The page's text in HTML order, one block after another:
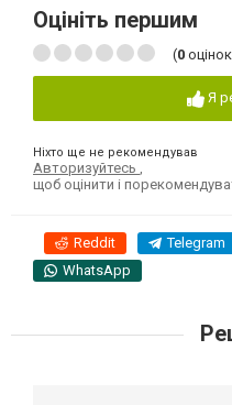
Оцініть першим
(0
Я
Ніхто ще не рекомендував
Авторизуйтесь
щоб оцінити і
Reddit Telegram
WhatsApp